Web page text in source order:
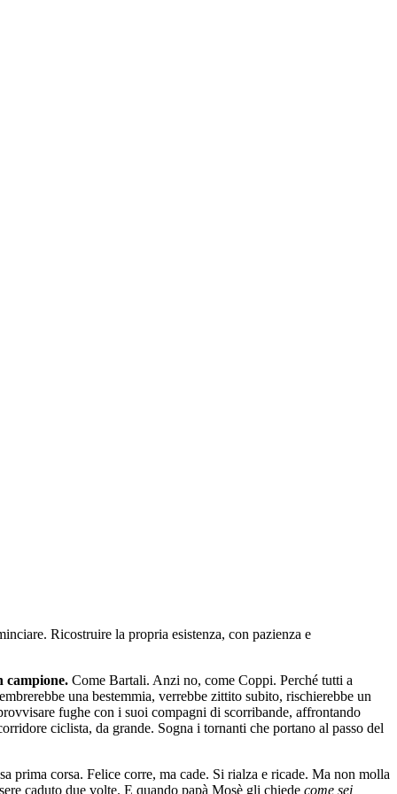
Ricostruire la propria esistenza, con pazienza e
campione. Come Bartali. Anzi no, come Coppi. Perché tutti a
una bestemmia, verrebbe zittito subito, rischierebbe un
fughe con i suoi compagni di scorribande, affrontando
ciclista, da grande. Sogna i tornanti che portano al passo del
prima corsa. Felice corre, ma cade. Si rialza e ricade. Ma non molla
caduto due volte. E quando papà Mosè gli chiede come sei